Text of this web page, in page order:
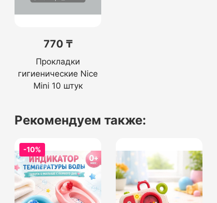
770 ₸
Прокладки
гигиенические Nice
Mini 10 штук
Рекомендуем также:
-10%